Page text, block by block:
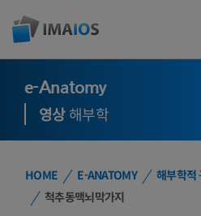
e-Anatomy
영상해부학
HOME E-ANATOMY 해부학적
척추동맥뇌막가지